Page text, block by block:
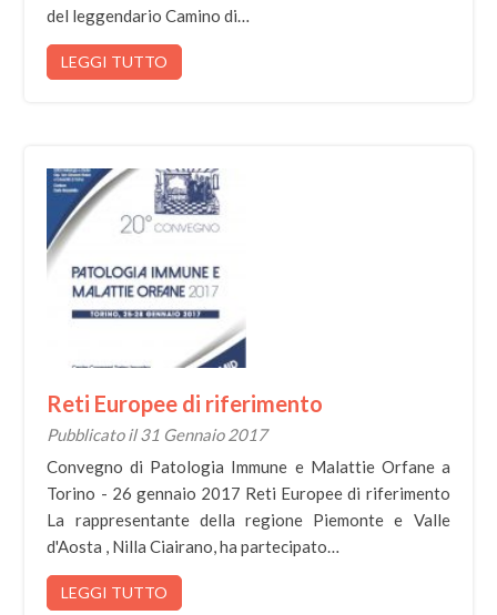
del leggendario Camino di…
LEGGI TUTTO
Reti Europee di riferimento
Pubblicato il 31 Gennaio 2017
Convegno di Patologia Immune e Malattie Orfane a
Torino - 26 gennaio 2017 Reti Europee di riferimento
La rappresentante della regione Piemonte e Valle
d'Aosta , Nilla Ciairano, ha partecipato…
LEGGI TUTTO